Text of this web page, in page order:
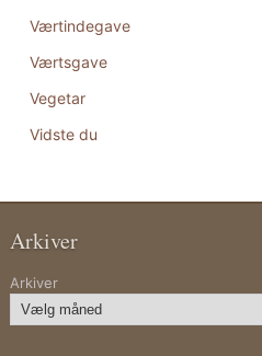
Værtindegave
Værtsgave
Vegetar
Vidste du
Arkiver
Arkiver